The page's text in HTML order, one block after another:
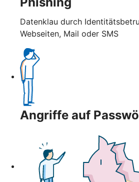
Datenklau durch
Webseiten, Mail oder SMS
Angriffe auf